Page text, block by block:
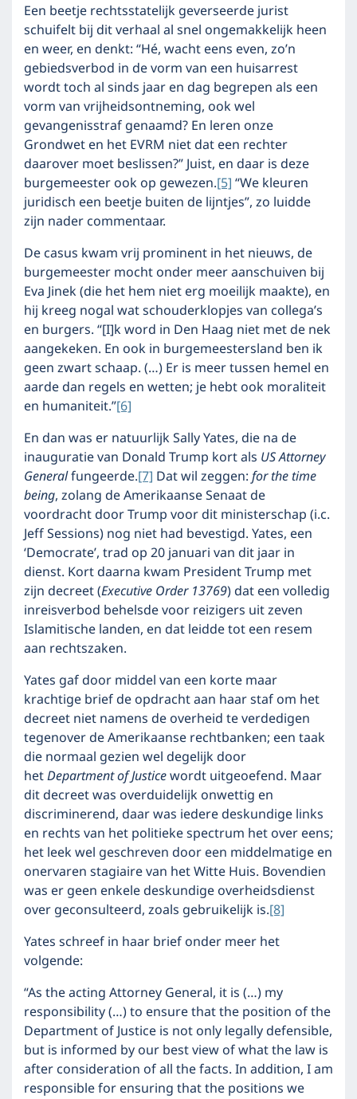
Een beetje rechtsstatelijk geverseerde jurist
schuifelt bij dit verhaal al snel ongemakkelijk heen
en weer, en denkt: “Hé, wacht eens even, zo’n
gebiedsverbod in de vorm van een huisarrest
wordt toch al sinds jaar en dag begrepen als een
vorm van vrijheidsontneming, ook wel
gevangenisstraf genaamd? En leren onze
Grondwet en het EVRM niet dat een rechter
daarover moet beslissen?” Juist, en daar is deze
burgemeester ook op gewezen.[5]“We kleuren
juridisch een beetje buiten de lijntjes”, zo luidde
zijn nader commentaar.
De casus kwam vrij prominent in het nieuws, de
burgemeester mocht onder meer aanschuiven bij
Eva Jinek (die het hem niet erg moeilijk maakte), en
hij kreeg nogal wat schouderklopjes van collega’s
en burgers. “[I]k word in Den Haag niet met de nek
aangekeken. En ook in burgemeestersland ben ik
geen zwart schaap. (…) Er is meer tussen hemel en
aarde dan regels en wetten; je hebt ook moraliteit
en humaniteit.”[6]
En dan was er natuurlijk Sally Yates, die na de
inauguratie van Donald Trump kort als US Attorney
Generalfungeerde.[7] Dat wil zeggen:for the time
being, zolang de Amerikaanse Senaat de
voordracht door Trump voor dit ministerschap (i.c.
Jeff Sessions) nog niet had bevestigd. Yates, een
‘Democrate’, trad op 20 januari van dit jaar in
dienst. Kort daarna kwam President Trump met
zijn decreet (Executive Order 13769) dat een volledig
inreisverbod behelsde voor reizigers uit zeven
Islamitische landen, en dat leidde tot een resem
aan rechtszaken.
Yates gaf door middel van een korte maar
krachtige brief de opdracht aan haar staf om het
decreet niet namens de overheid te verdedigen
tegenover de Amerikaanse rechtbanken; een taak
die normaal gezien wel degelijk door
hetDepartment of Justicewordt uitgeoefend. Maar
dit decreet was overduidelijk onwettig en
discriminerend, daar was iedere deskundige links
en rechts van het politieke spectrum het over eens;
het leek wel geschreven door een middelmatige en
onervaren stagiaire van het Witte Huis. Bovendien
was er geen enkele deskundige overheidsdienst
over geconsulteerd, zoals gebruikelijk is.[8]
Yates schreef in haar brief onder meer het
volgende:
“As the acting Attorney General, it is (…) my
responsibility (…) to ensure that the position of the
Department of Justice is not only legally defensible,
but is informed by our best view of what the law is
after consideration of all the facts. In addition, I am
responsible for ensuring that the positions we